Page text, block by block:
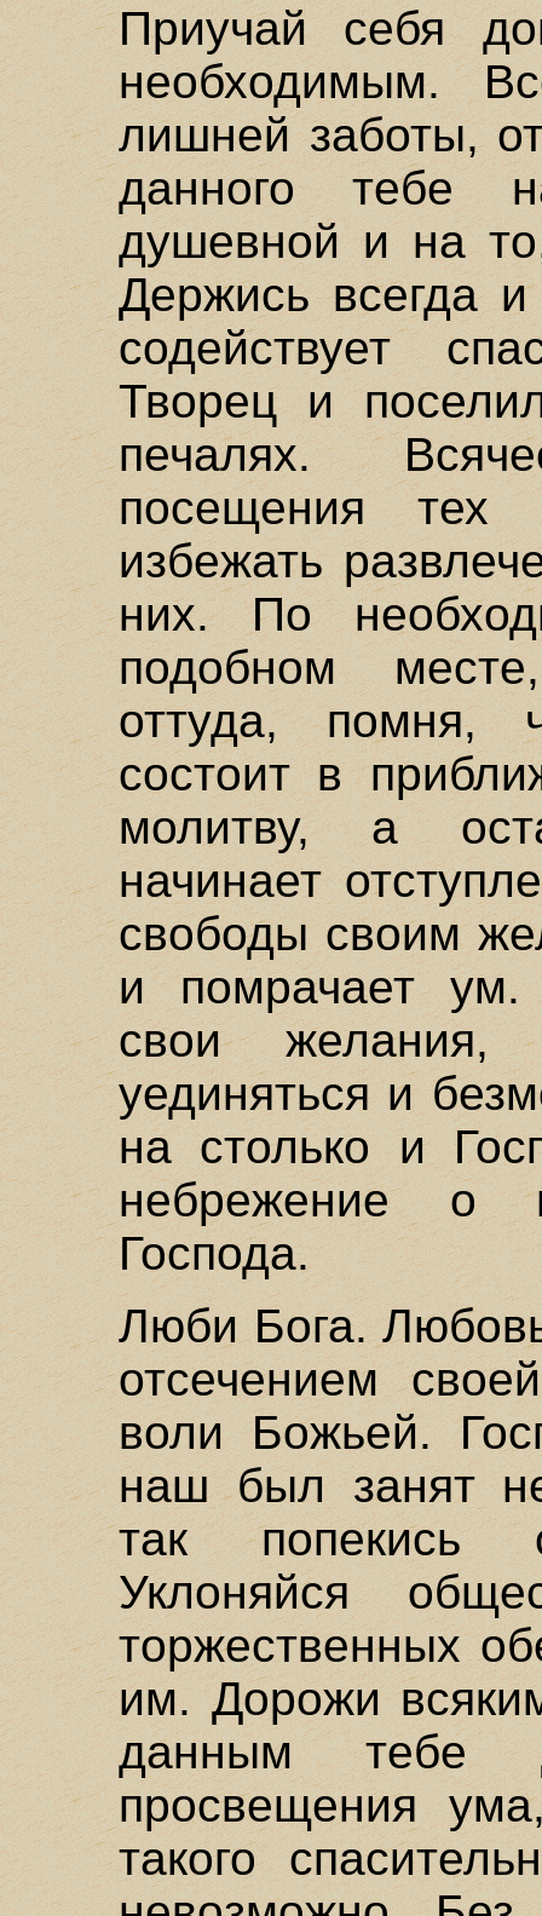
Приучай себя
необходимым.
лишней заботы,
данного тебе
душевной и на
Держись всегда и
содействует
Творец и
печалях.
посещения
избежать
них. По
подобном
оттуда, помня,
состоит в
молитву, а
начинает
свободы своим
и помрачает ум.
свои желания,
уединяться и
на столько и
небрежение о
Господа.
Люби Бога.
отсечением
воли Божьей.
наш был занят
так попекись
Уклоняйся
торжественных
им. Дорожи
данным тебе
просвещения
такого